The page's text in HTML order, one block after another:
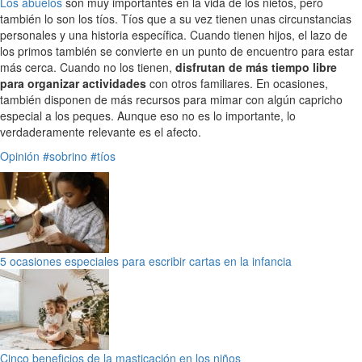
también lo son los tíos. Tíos que a su vez tienen unas circunstancias
personales y una historia específica. Cuando tienen hijos, el lazo de
los primos también se convierte en un punto de encuentro para estar
más cerca. Cuando no los tienen, disfrutan de más tiempo libre
para organizar actividades con otros familiares. En ocasiones,
también disponen de más recursos para mimar con algún capricho
especial a los peques. Aunque eso no es lo importante, lo
verdaderamente relevante es el afecto.
Opinión #sobrino #tíos
5 ocasiones especiales para escribir cartas en la infancia
Cinco beneficios de la masticación en los niños